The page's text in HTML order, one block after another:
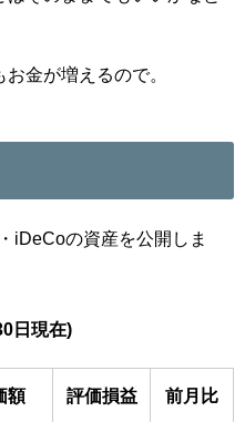
金が増えるので。
iDeCoの資産を公開しま
日現在)
額 評価損益 前月比